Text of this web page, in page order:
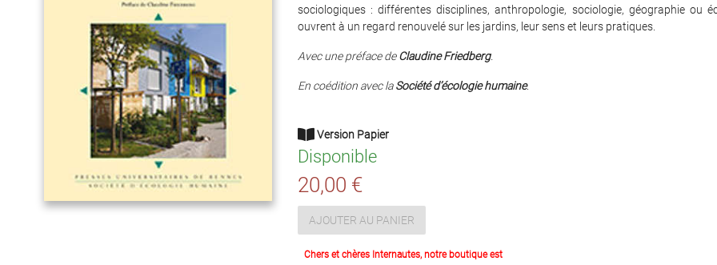
sociologiques : différentes disciplines, anthropologie, sociologie, géographie ou
ouvrent à un regard renouvelé sur les jardins, leur sens et leurs pratiques.
Avec une préface deClaudine Friedberg.
En coédition avec laSociété d’écologie humaine.
Version Papier
Disponible
20,00 €
AJOUTER AU PANIER
Chers et chères Internautes, notre boutique est